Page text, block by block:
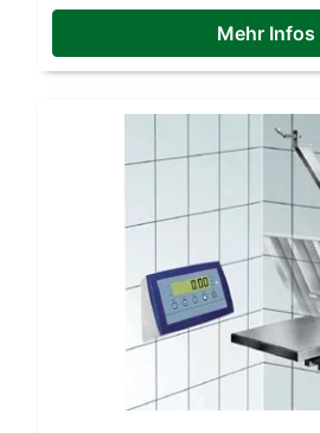
Mehr Infos